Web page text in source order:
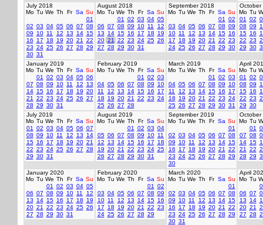
July 2018
Mo Tu We Th Fr Sa Su
01
02 03 04 05 06 07 08
09
10 11 12 13 14 15
16
17 18 19 20 21
22
23 24 25 26 27 28 29
30 31
August 2018
Mo Tu We Th Fr Sa Su
01
02 03 04 05
06 07 08 09 10 11
12
13
14 15 16 17 18
19
20 21 22 23 24 25 26
27 28 29 30 31
September 2018
Mo Tu We Th Fr Sa Su
01
02
03 04 05 06 07 08 09
10 11 12 13 14 15 16
17
18 19 20 21 22 23
24 25 26 27 28 29 30
October
Mo Tu
01
02
08 09
15 16
22 23
29 30
January 2019
Mo Tu We Th Fr Sa Su
01
02 03 04 05 06
07 08 09 10 11 12
13
14 15 16 17 18 19 20
21
22 23 24 25 26 27
28 29 30 31
February 2019
Mo Tu We Th Fr Sa Su
01
02 03
04 05 06 07 08 09
10
11
12 13 14 15 16
17
18
19 20 21 22 23 24
25 26 27 28
March 2019
Mo Tu We Th Fr Sa Su
01
02 03
04 05 06 07 08 09
10
11
12 13 14 15 16
17
18
19 20 21 22 23 24
25 26 27 28 29 30 31
April
Mo Tu
01
02
08 09
15 16
22 23
29 30
July 2019
Mo Tu We Th Fr Sa Su
01
02 03 04 05 06 07
08 09 10 11 12 13
14
15 16 17 18 19 20 21
22 23 24 25 26 27 28
29 30 31
August 2019
Mo Tu We Th Fr Sa Su
01
02 03 04
05 06 07 08 09 10 11
12
13 14 15 16 17
18
19 20 21 22 23 24 25
26 27 28 29 30 31
September 2019
Mo Tu We Th Fr Sa Su
01
02 03 04 05 06 07 08
09
10 11 12 13 14 15
16
17 18 19 20 21
22
23 24 25 26 27 28 29
30
October
Mo Tu
01
07 08
14 15
21
22
28 29
January 2020
Mo Tu We Th Fr Sa Su
01
02 03 04 05
06 07 08 09 10 11
12
13
14 15 16 17 18
19
20 21 22 23 24 25 26
27 28 29 30 31
February 2020
Mo Tu We Th Fr Sa Su
01
02
03 04 05 06 07 08 09
10 11 12 13 14 15 16
17
18 19 20 21 22 23
24 25 26 27 28 29
March 2020
Mo Tu We Th Fr Sa Su
01
02 03 04 05 06 07 08
09
10 11 12 13 14 15
16
17 18 19 20 21
22
23 24 25 26 27 28 29
30 31
April
Mo Tu
06 07
13
14
20 21
27 28